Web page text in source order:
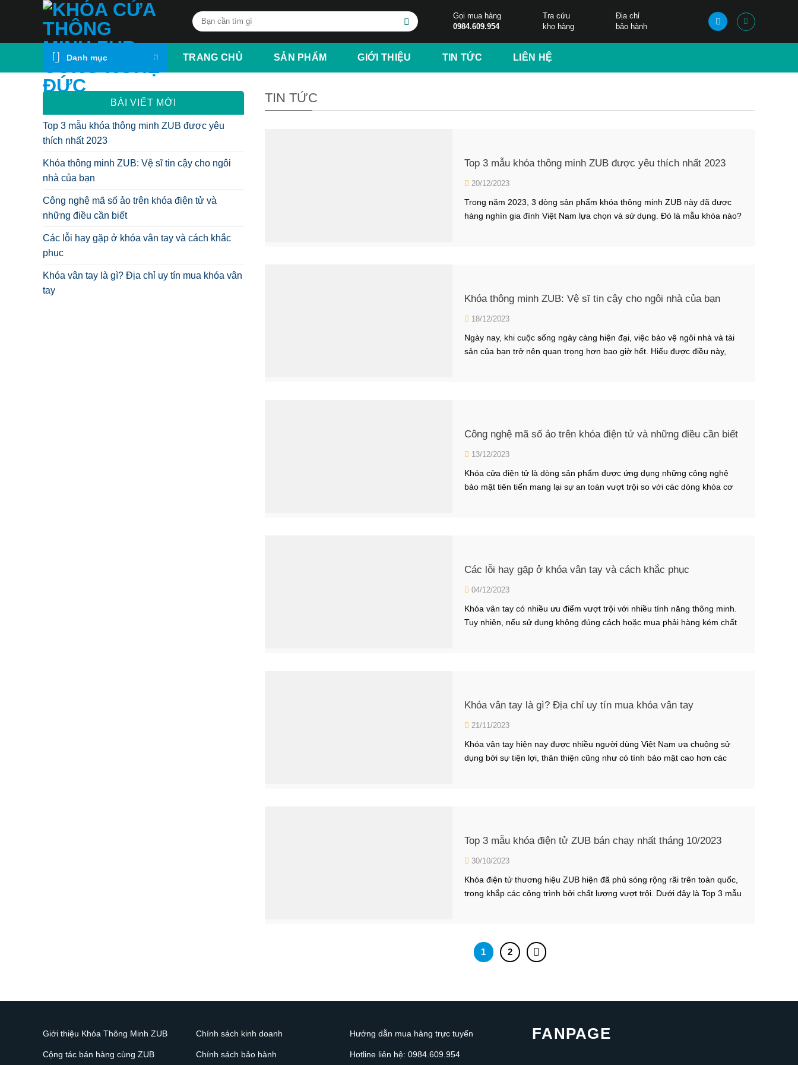
Search
for:
Gọi mua hàng
0984.609.954
Tra cứu
kho hàng
Địa chỉ
bảo hành
Danh mục TRANG CHỦ SẢN PHẨM GIỚI THIỆU TIN TỨC LIÊN HỆ
TIN TỨC
Top 3 mẫu khóa thông minh ZUB được yêu thích nhất 2023
20/12/2023
Trong năm 2023, 3 dòng sản phẩm khóa thông minh ZUB này đã được
hàng nghìn gia đình Việt Nam lựa chọn và sử dụng. Đó là mẫu khóa nào?
Khóa thông minh ZUB: Vệ sĩ tin cậy cho ngôi nhà của bạn
18/12/2023
Ngày nay, khi cuộc sống ngày càng hiện đại, việc bảo vệ ngôi nhà và tài
sản của bạn trở nên quan trọng hơn bao giờ hết. Hiểu được điều này,
Công nghệ mã số ảo trên khóa điện tử và những điều cần biết
13/12/2023
Khóa cửa điện tử là dòng sản phẩm được ứng dụng những công nghệ
bảo mật tiên tiến mang lại sự an toàn vượt trội so với các dòng khóa cơ
Các lỗi hay gặp ở khóa vân tay và cách khắc phục
04/12/2023
Khóa vân tay có nhiều ưu điểm vượt trội với nhiều tính năng thông minh.
Tuy nhiên, nếu sử dụng không đúng cách hoặc mua phải hàng kém chất
Khóa vân tay là gì? Địa chỉ uy tín mua khóa vân tay
21/11/2023
Khóa vân tay hiện nay được nhiều người dùng Việt Nam ưa chuộng sử
dụng bởi sự tiện lợi, thân thiện cũng như có tính bảo mật cao hơn các
Top 3 mẫu khóa điện tử ZUB bán chạy nhất tháng 10/2023
30/10/2023
Khóa điện tử thương hiệu ZUB hiện đã phủ sóng rộng rãi trên toàn quốc,
trong khắp các công trình bởi chất lượng vượt trội. Dưới đây là Top 3 mẫu
1 2
BÀI VIẾT MỚI
Top 3 mẫu khóa thông minh ZUB được yêu
thích nhất 2023
Khóa thông minh ZUB: Vệ sĩ tin cậy cho ngôi
nhà của bạn
Công nghệ mã số ảo trên khóa điện tử và
những điều cần biết
Các lỗi hay gặp ở khóa vân tay và cách khắc
phục
Khóa vân tay là gì? Địa chỉ uy tín mua khóa vân
tay
Giới thiệu Khóa Thông Minh ZUB
Cộng tác bán hàng cùng ZUB
Chính sách kinh doanh
Chính sách bảo hành
Hướng dẫn mua hàng trực tuyến
Hotline liên hệ: 0984.609.954
FANPAGE